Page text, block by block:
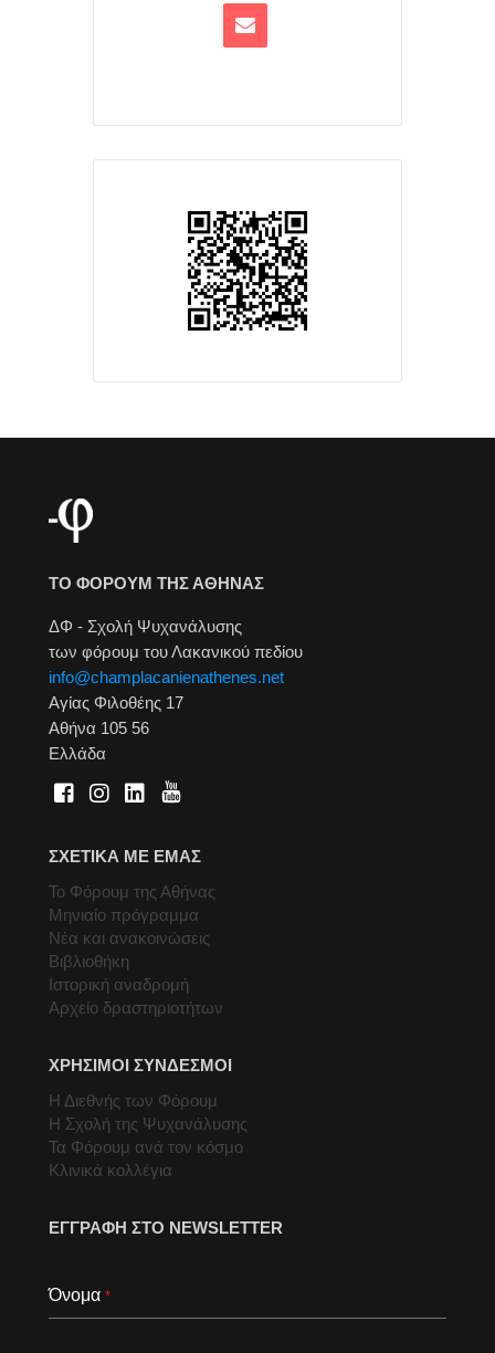
ΤΟ ΦΟΡΟΥΜ ΤΗΣ ΑΘΗΝΑΣ
ΔΦ - Σχολή Ψυχανάλυσης
των φόρουμ του Λακανικού πεδίου
info@champlacanienathenes.net
Αγίας Φιλοθέης 17
Αθήνα 105 56
Ελλάδα
ΣΧΕΤΙΚΑ ΜΕ ΕΜΑΣ
Το Φόρουμ της Αθήνας
Μηνιαίο πρόγραμμα
Νέα και ανακοινώσεις
Βιβλιοθήκη
Ιστορική αναδρομή
Αρχείο δραστηριοτήτων
ΧΡΗΣΙΜΟΙ ΣΥΝΔΕΣΜΟΙ
Η Διεθνής των Φόρουμ
Η Σχολή της Ψυχανάλυσης
Τα Φόρουμ ανά τον κόσμο
Κλινικά κολλέγια
ΕΓΓΡΑΦΗ ΣΤΟ NEWSLETTER
Όνομα *